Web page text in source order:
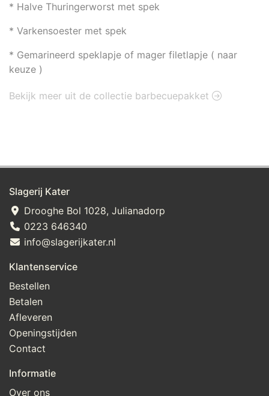
* Halve Thuringerworst met spek
* Varkensoester met spek
* Gemarineerd speklapje of mager filetlapje ( naar
keuze )
Bekijk meer uit de collectie barbecuepakket
Slagerij Kater
Drooghe Bol 1028, Julianadorp
0223 646340
info@slagerijkater.nl
Klantenservice
Bestellen
Betalen
Afleveren
Openingstijden
Contact
Informatie
Over ons